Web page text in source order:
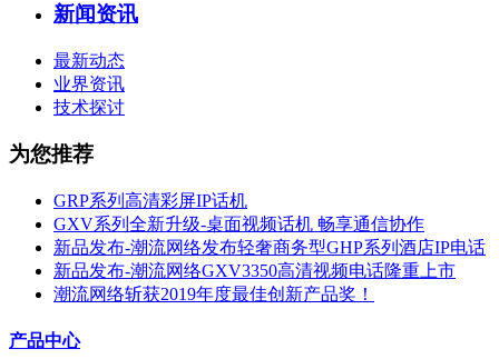
新闻资讯
最新动态
业界资讯
技术探讨
为您推荐
GRP系列高清彩屏IP话机
GXV系列全新升级-桌面视频话机 畅享通信协作
新品发布-潮流网络发布轻奢商务型GHP系列酒店IP电话
新品发布-潮流网络GXV3350高清视频电话隆重上市
潮流网络斩获2019年度最佳创新产品奖！
产品中心